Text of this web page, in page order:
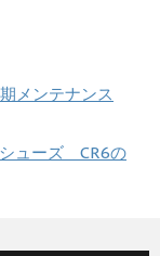
メンテナンス
ューズ CR6の